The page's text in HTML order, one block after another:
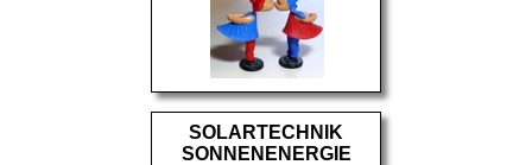
SOLARTECHNIK
SONNENENERGIE